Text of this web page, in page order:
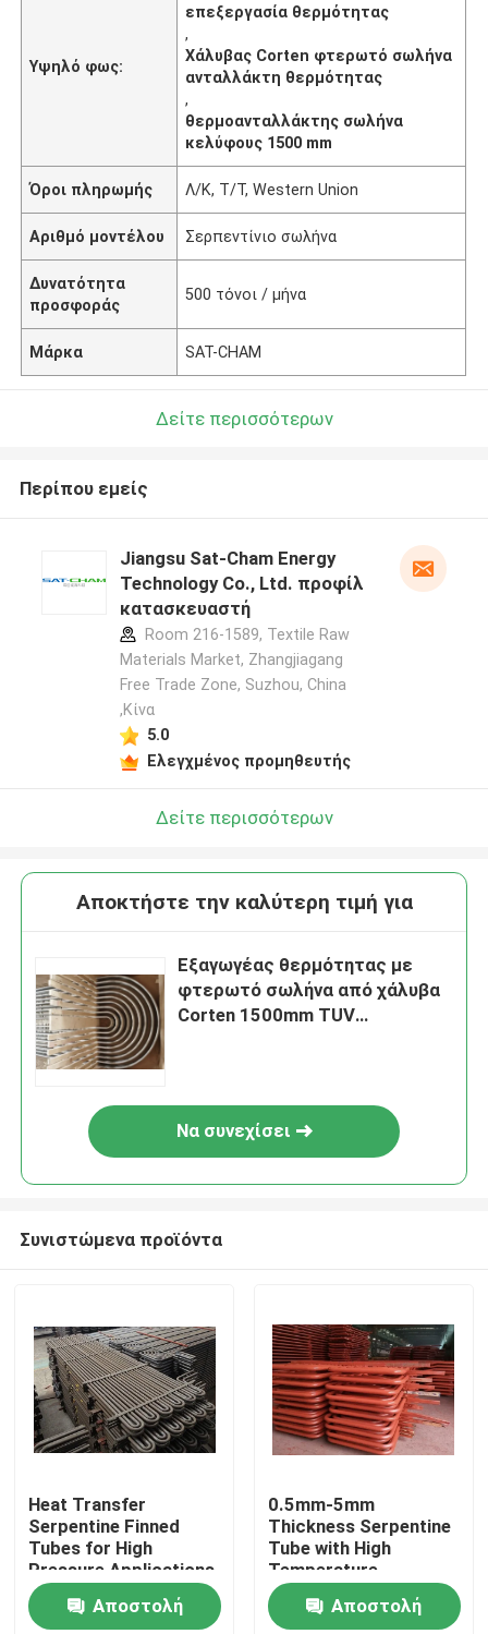
Προϊόντα
Σχετικά με εμάς
Υψηλό φως:
επεξεργασία θερμότητας
,
Χάλυβας Corten φτερωτό σωλήνα
ανταλλάκτη θερμότητας
,
θερμοανταλλάκτης σωλήνα
κελύφους 1500 mm
Όροι πληρωμής Λ/Κ, Τ/Τ, Western Union
Αριθμό μοντέλου Σερπεντίνιο σωλήνα
Δυνατότητα
προσφοράς
500 τόνοι / μήνα
Μάρκα SAT-CHAM
Δείτε περισσότερων
Περίπου εμείς
Jiangsu Sat-Cham Energy
Technology Co., Ltd. προφίλ
κατασκευαστή
Room 216-1589, Textile Raw
Materials Market, Zhangjiagang
Free Trade Zone, Suzhou, China
,Κίνα
5.0
Ελεγχμένος προμηθευτής
Δείτε περισσότερων
Αποκτήστε την καλύτερη τιμή για
Εξαγωγέας θερμότητας με
φτερωτό σωλήνα από χάλυβα
Corten 1500mm TUV
Να συνεχίσει
Συνιστώμενα προϊόντα
Heat Transfer
Serpentine Finned
Tubes for High
Pressure Applications
up to 5000 Psi at
Shanghai Loading Port
Αποστολή
0.5mm-5mm
Thickness Serpentine
Tube with High
Temperature
Resistance and Long-
lasting Durability
Αποστολή